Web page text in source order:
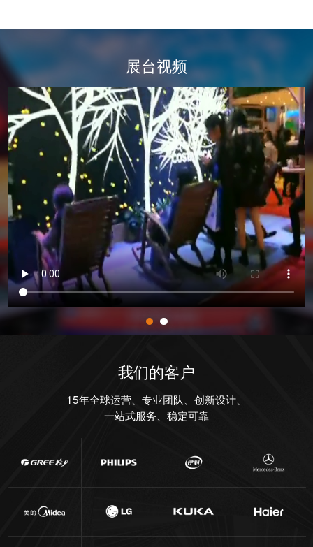
展台视频
我们的客户
15年全球运营、专业团队、创新设计、
一站式服务、稳定可靠